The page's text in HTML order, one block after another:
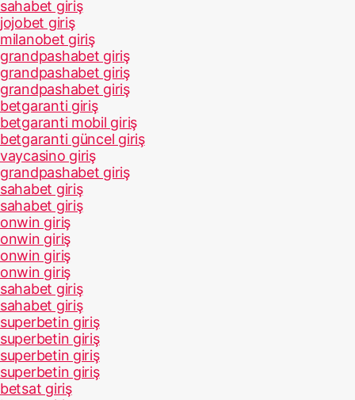
sahabet giriş
jojobet giriş
milanobet giriş
grandpashabet giriş
grandpashabet giriş
grandpashabet giriş
betgaranti giriş
betgaranti mobil giriş
betgaranti güncel giriş
vaycasino giriş
grandpashabet giriş
sahabet giriş
sahabet giriş
onwin giriş
onwin giriş
onwin giriş
onwin giriş
sahabet giriş
sahabet giriş
superbetin giriş
superbetin giriş
superbetin giriş
superbetin giriş
betsat giriş